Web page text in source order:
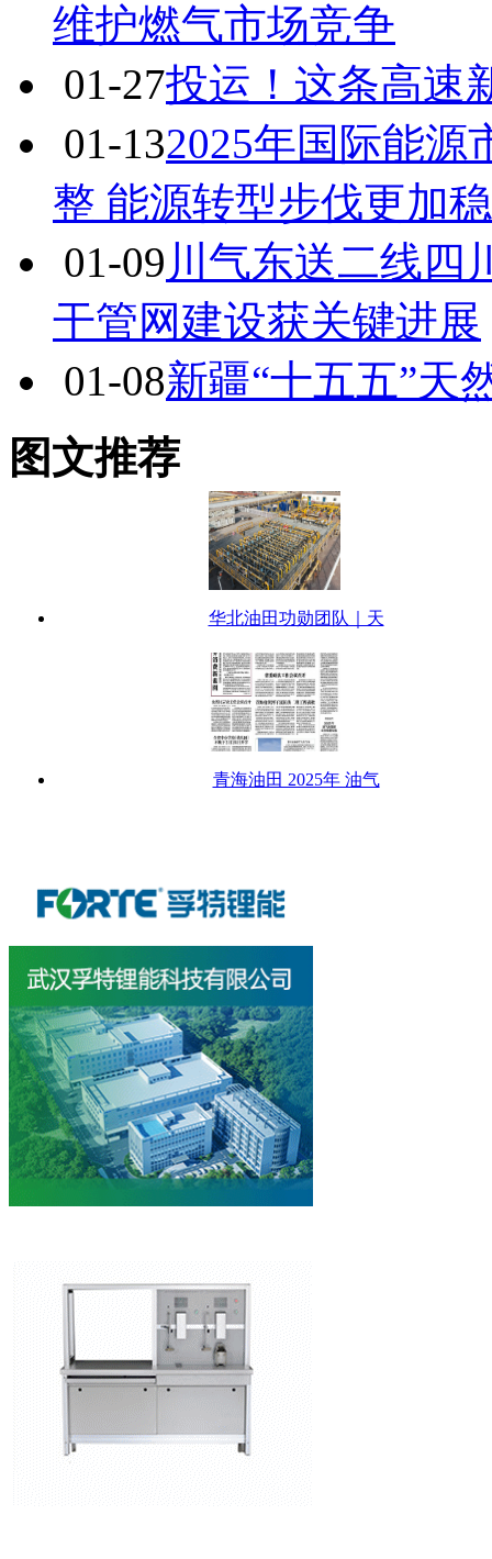
维护燃气市场竞争
01-27投运！这条高速
01-132025年国际能源
整 能源转型步伐更加
01-09 川气东送二线四
干管网建设获关键进展
01-08新疆“十五五”天
图文推荐
华北油田功勋团队｜天
青海油田 2025年 油气